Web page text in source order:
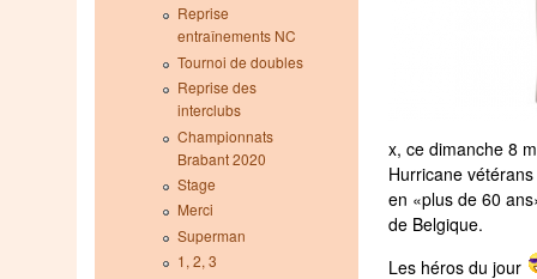
x, ce dimanche 8
Hurricane
en «plus de 60
de Belgique.
Les héros du jour
Reprise
entraînements NC
Tournoi de doubles
Reprise des
interclubs
Championnats
Brabant 2020
Stage
Merci
Superman
1, 2, 3